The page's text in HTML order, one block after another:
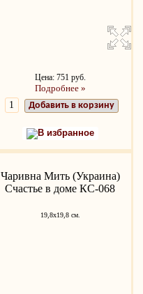
Цена: 751 руб.
Подробнее »
Добавить в корзину
В избранное
Чаривна Мить (Украина)
Счастье в доме КС-068
19,8х19,8 см.